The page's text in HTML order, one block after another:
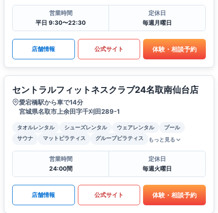
営業時間
平日 9:30〜22:30
定休日
毎週月曜日
店舗情報 公式サイト 体験・相談予約
セントラルフィットネスクラブ24名取南仙台店
愛宕橋駅から車で14分
宮城県名取市上余田字千刈田289-1
タオルレンタル シューズレンタル ウェアレンタル
プール
サウナ
マットピラティス グループピラティス もっと見る
営業時間
24:00間
定休日
毎週火曜日
店舗情報 公式サイト 体験・相談予約